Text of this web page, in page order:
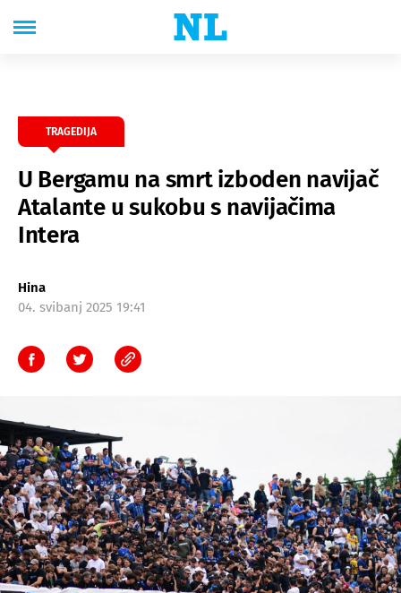
TRAGEDIJA
U Bergamu na smrt izboden navijač
Atalante u sukobu s navijačima
Intera
Hina
04. svibanj 2025 19:41